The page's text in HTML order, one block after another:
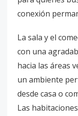
conexión
La sala y el
con una
hacia las áreas
un ambiente
desde casa o
Las